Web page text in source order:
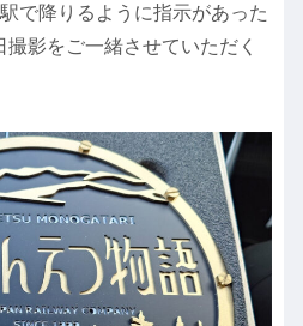
で降りるように指示があった
影をご一緒させていただく